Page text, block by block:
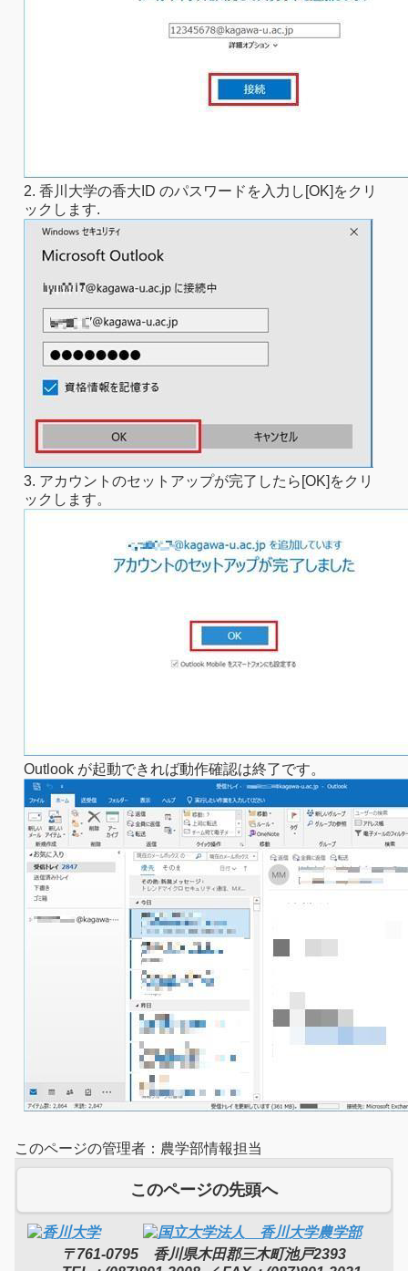
2. 香川大学の香大ID のパスワードを入力し[OK]をクリ
ックします.
3. アカウントのセットアップが完了したら[OK]をクリ
ックします。
Outlook が起動できれば動作確認は終了です。
このページの管理者：農学部情報担当
このページの先頭へ
〒761-0795 香川県木田郡三木町池戸2393